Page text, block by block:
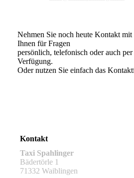
Nehmen Sie noch heute Kontakt mit
Ihnen für Fragen
persönlich, telefonisch oder auch
Verfügung.
Oder nutzen Sie einfach das
Kontakt
Taxi Spahlinger
Bädertörle 1
71332 Waiblingen